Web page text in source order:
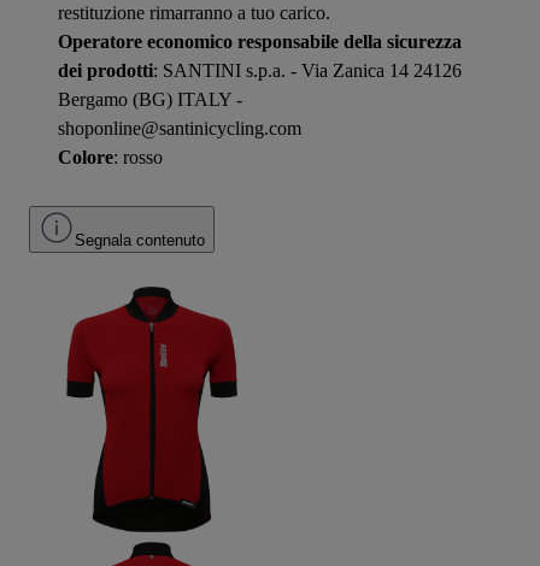
restituzione rimarranno a tuo carico.
Operatore economico responsabile della sicurezza
dei prodotti: SANTINI s.p.a. - Via Zanica 14 24126
Bergamo (BG) ITALY -
shoponline@santinicycling.com
Colore: rosso
Segnala contenuto